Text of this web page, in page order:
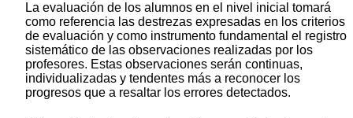
La evaluación de los alumnos en el nivel inicial tomará
como referencia las destrezas expresadas en los criterios
de evaluación y como instrumento fundamental el registro
sistemático de las observaciones realizadas por los
profesores. Estas observaciones serán continuas,
individualizadas y tendentes más a reconocer los
progresos que a resaltar los errores detectados.